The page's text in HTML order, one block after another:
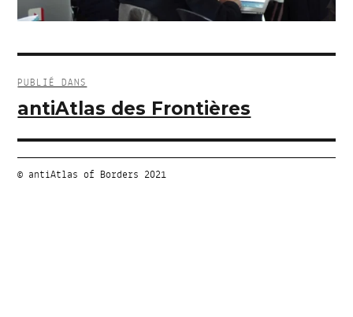
Navigation
de
l’article
PUBLIÉ DANS
antiAtlas des Frontières
© antiAtlas of Borders 2021